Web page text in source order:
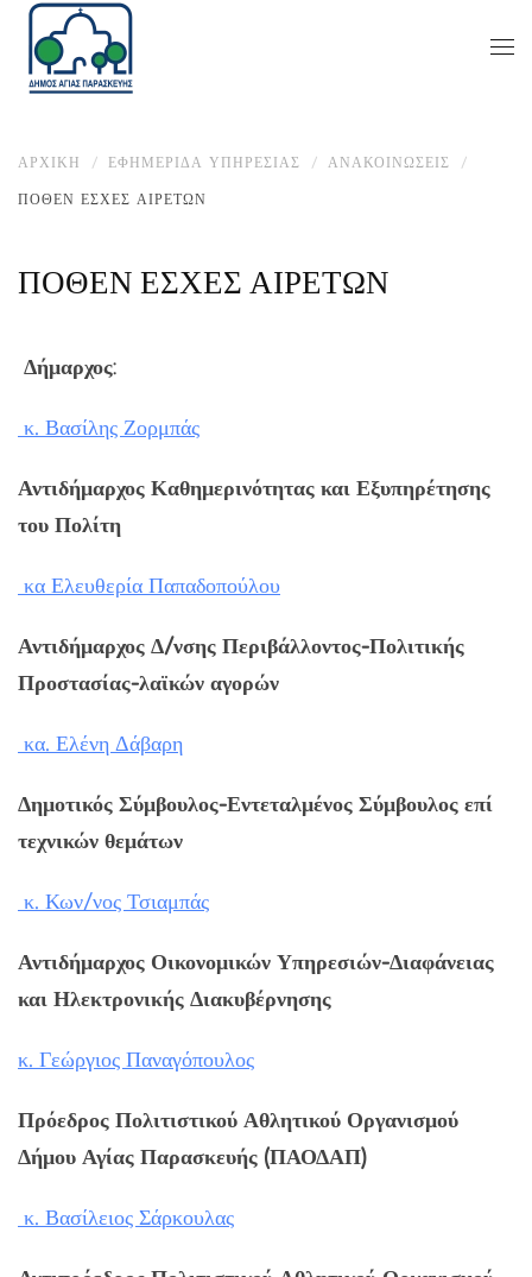
ΑΡΧΙΚΉ ΕΦΗΜΕΡΙΔΑ ΥΠΗΡΕΣΙΑΣ ΑΝΑΚΟΙΝΏΣΕΙΣ
ΠΟΘΕΝ ΕΣΧΕΣ ΑΙΡΕΤΩΝ
ΠΟΘΕΝ ΕΣΧΕΣ ΑΙΡΕΤΩΝ
Δήμαρχος:
κ. Βασίλης Ζορμπάς
Αντιδήμαρχος Καθημερινότητας και Εξυπηρέτησης
του Πολίτη
κα Ελευθερία Παπαδοπούλου
Αντιδήμαρχος Δ/νσης Περιβάλλοντος-Πολιτικής
Προστασίας-λαϊκών αγορών
κα. Ελένη Δάβαρη
Δημοτικός Σύμβουλος-Εντεταλμένος Σύμβουλος επί
τεχνικών θεμάτων
κ. Κων/νος Τσιαμπάς
Αντιδήμαρχος Οικονομικών Υπηρεσιών-Διαφάνειας
και Ηλεκτρονικής Διακυβέρνησης
κ. Γεώργιος Παναγόπουλος
Πρόεδρος Πολιτιστικού Αθλητικού Οργανισμού
Δήμου Αγίας Παρασκευής (ΠΑΟΔΑΠ)
κ. Βασίλειος Σάρκουλας